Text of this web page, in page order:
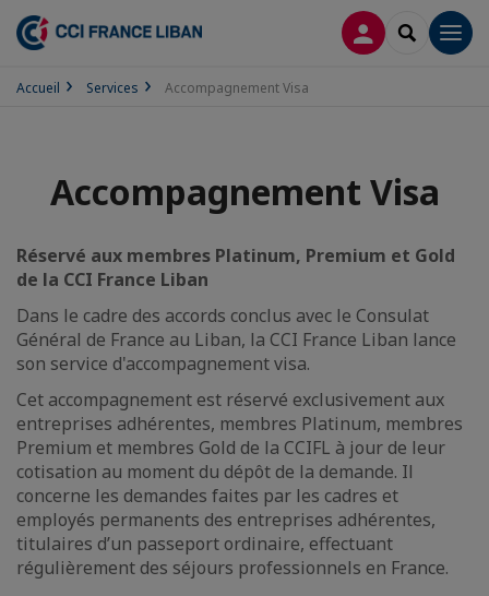
CONNEXION
Accueil Services Accompagnement Visa
Accompagnement Visa
Réservé aux membres Platinum, Premium et Gold
de la CCI France Liban
Dans le cadre des accords conclus avec le Consulat
Général de France au Liban, la CCI France Liban lance
son service d'accompagnement visa.
Cet accompagnement est réservé exclusivement aux
entreprises adhérentes, membres Platinum, membres
Premium et membres Gold de la CCIFL à jour de leur
cotisation au moment du dépôt de la demande. Il
concerne les demandes faites par les cadres et
employés permanents des entreprises adhérentes,
titulaires d’un passeport ordinaire, effectuant
régulièrement des séjours professionnels en France.